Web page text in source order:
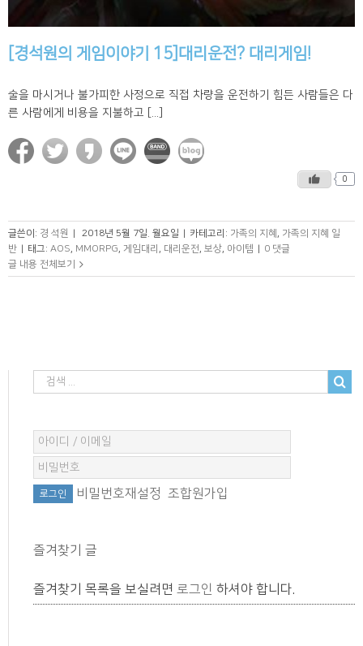
[경석원의 게임이야기 15]대리운전? 대리게임!
술을 마시거나 불가피한 사정으로 직접 차량을 운전하기 힘든 사람들은 다
른 사람에게 비용을 지불하고 [...]
0
글쓴이: 경 석원 | 2018년 5월 7일. 월요일 | 카테고리: 가족의 지혜
가족의 지혜 일
반 | 태그: AOS MMORPG 게임대리 대리운전 보상 아이템 | 0 댓글
글 내용 전체보기
비밀번호재설정 조합원가입
즐겨찾기 글
즐겨찾기 목록을 보실려면 로그인 하셔야 합니다.